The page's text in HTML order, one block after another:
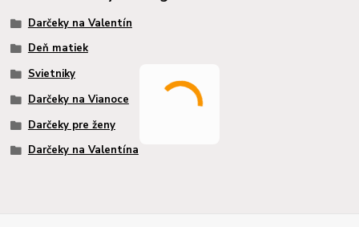
Darčeky na Valentín
Deň matiek
Svietniky
Darčeky na Vianoce
Darčeky pre ženy
Darčeky na Valentína